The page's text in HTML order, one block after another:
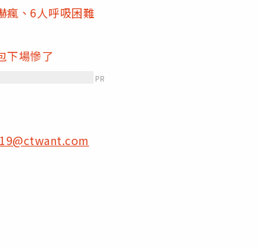
瘋、6人呼吸困難
下場慘了
PR